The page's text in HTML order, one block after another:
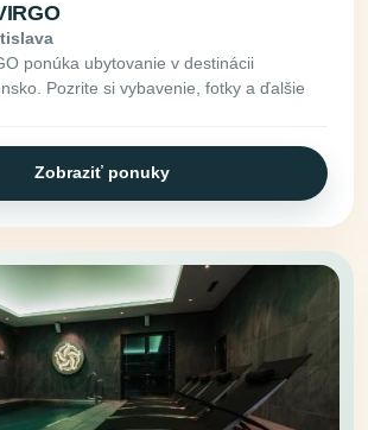
ponúka ubytovanie v destinácii
Pozrite si vybavenie, fotky a ďalšie
Zobraziť ponuky